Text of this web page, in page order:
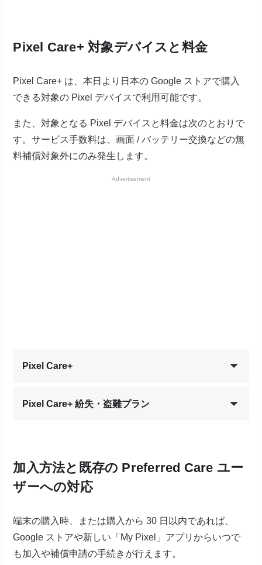
Pixel Care+ 対象デバイスと料金
Pixel Care+ は、本日より日本の Google ストアで購入
できる対象の Pixel デバイスで利用可能です。
また、対象となる Pixel デバイスと料金は次のとおりで
す。サービス手数料は、画面 / バッテリー交換などの無
料補償対象外にのみ発生します。
Advertisement
Pixel Care+
Pixel Care+ 紛失・盗難プラン
加入方法と既存の Preferred Care ユー
ザーへの対応
端末の購入時、または購入から 30 日以内であれば、
Google ストアや新しい「My Pixel」アプリからいつで
も加入や補償申請の手続きが行えます。